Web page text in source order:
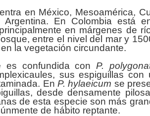
en México, Mesoamérica,
Argentina. En Colombia está
en márgenes de
entre el nivel del mar y
la vegetación circundante.
es confundida conP.
sus espiguillas con
EnP. hylaeicum se
desde densamente
de esta especie son más
de hábito reptante.